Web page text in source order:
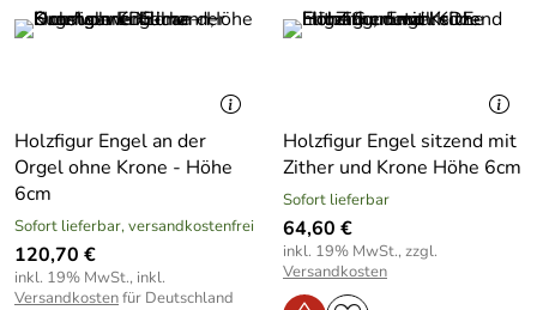
Holzfigur Engel an der
Orgel ohne Krone - Höhe
6cm
Sofort lieferbar, versandkostenfrei
120,70 €
inkl. 19% MwSt., inkl.
Versandkostenfür Deutschland
Holzfigur Engel sitzend mit
Zither und Krone Höhe 6cm
Sofort lieferbar
64,60 €
inkl. 19% MwSt., zzgl.
Versandkosten